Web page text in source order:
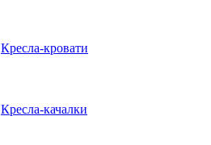
Кресла-кровати
Кресла-качалки